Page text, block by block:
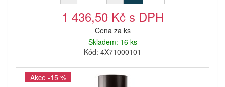
1 436,50 Kč s DPH
Cena za ks
Skladem: 16 ks
Kód: 4X71000101
Akce -15 %